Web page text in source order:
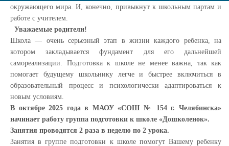
окружающего мира. И, конечно, привыкнут к школьным партам и
работе с учителем.
Уважаемые родители!
Школа — очень серьезный этап в жизни каждого ребенка, на
котором закладывается фундамент для его дальнейшей
самореализации. Подготовка к школе не менее важна, так как
помогает будущему школьнику легче и быстрее включиться в
образовательный процесс и психологически адаптироваться к
новым условиям.
В октябре 2025 года в МАОУ «СОШ № 154 г. Челябинска»
начинает работу группа подготовки к школе «Дошколенок».
Занятия проводятся 2 раза в неделю по 2 урока.
Занятия в группе подготовки к школе помогут Вашему ребенку